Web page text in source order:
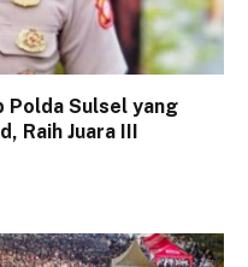
Polda Sulsel yang
Raih Juara III